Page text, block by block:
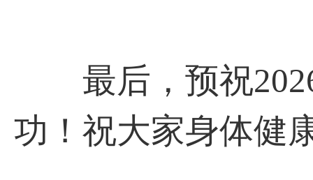
最后，预祝2026
功！祝大家身体健